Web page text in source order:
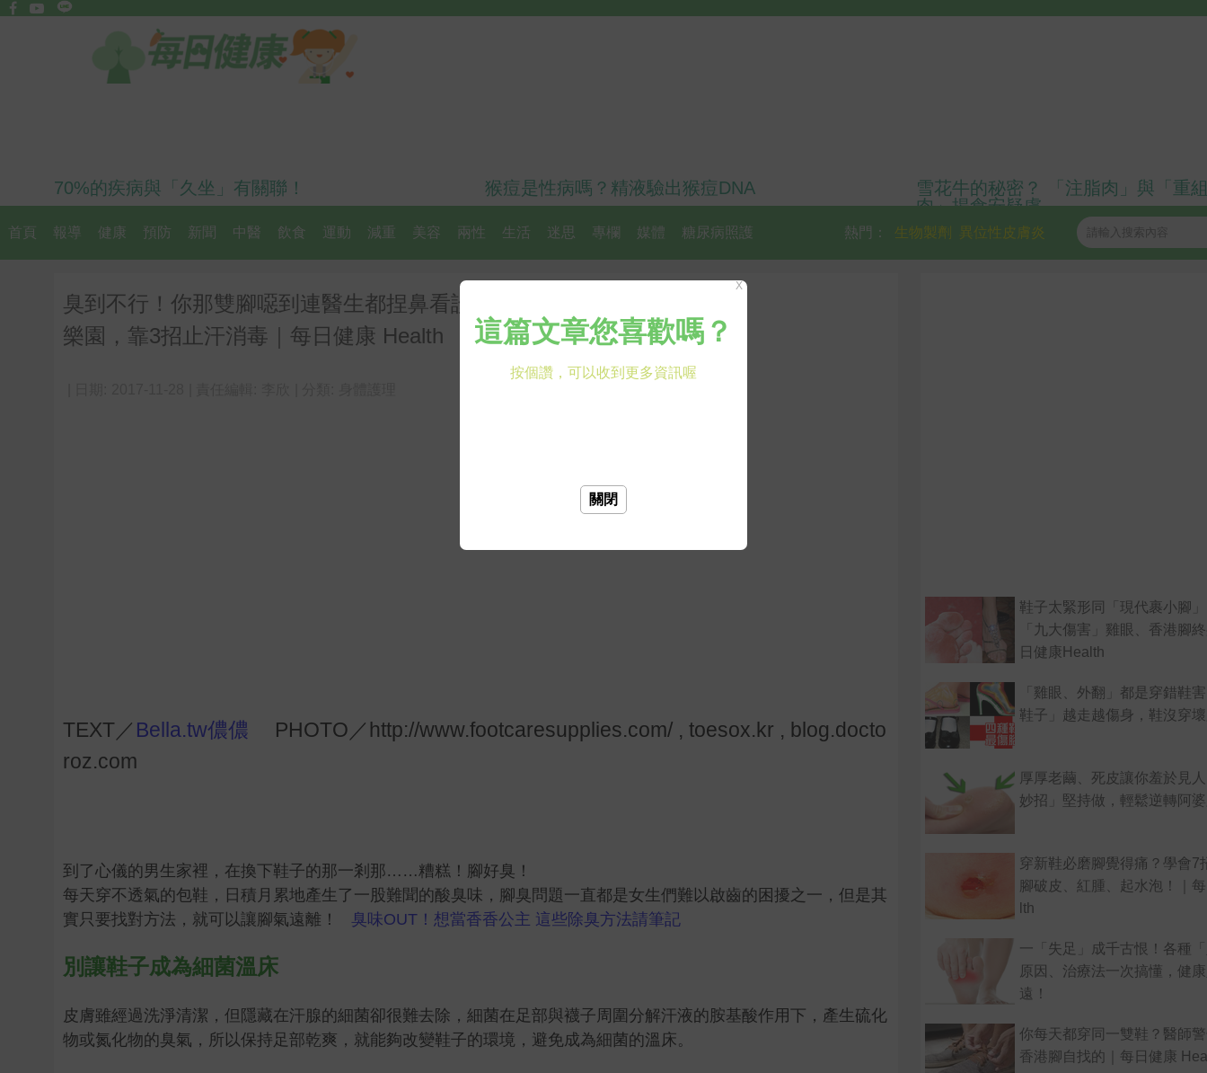
70%的疾病與「久坐」有關聯！ 猴痘是性病嗎？精液驗出猴痘DNA
雪花牛的秘密？ 「注脂肉」與「重
肉」揭食安疑慮
首頁 報導 健康 預防 新聞 中醫 飲食 運動 減重 美容 兩性 生活 迷思 專欄 媒體 糖尿病照護 異位性皮膚炎
生物製劑
熱門：
臭到不行！你那雙腳噁到連醫生都捏鼻看診，拒讓腳丫成億萬細菌濕
樂園，靠3招止汗消毒｜每日健康 Health
TEXT／ Bella.tw儂儂 PHOTO／http://www.footcaresupplies.com/ , toesox.kr , blog.docto
roz.com
到了心儀的男生家裡，在換下鞋子的那一剎那……糟糕！腳好臭！
每天穿不透氣的包鞋，日積月累地產生了一股難聞的酸臭味，腳臭問題一直都是女生們難以啟齒的困擾之一，但是其
實只要找對方法，就可以讓腳氣遠離！ 臭味OUT！想當香香公主 這些除臭方法請筆記
別讓鞋子成為細菌溫床
皮膚雖經過洗淨清潔，但隱藏在汗腺的細菌卻很難去除，細菌在足部與襪子周圍分解汗液的胺基酸作用下，產生硫化
物或氮化物的臭氣，所以保持足部乾爽，就能夠改變鞋子的環境，避免成為細菌的溫床。
鞋子太緊形同「現代裹小腳
「九大傷害」雞眼、香港腳
日健康Health
「雞眼、外翻」都是穿錯鞋
鞋子」越走越傷身，鞋沒穿
厚厚老繭、死皮讓你羞於見
妙招」堅持做，輕鬆逆轉阿
穿新鞋必磨腳覺得痛？學會7
腳破皮、紅腫、起水泡！｜
lth
一「失足」成千古恨！各種
原因、治療法一次搞懂，健
遠！
你每天都穿同一雙鞋？醫師
香港腳自找的｜每日健康
X
關閉